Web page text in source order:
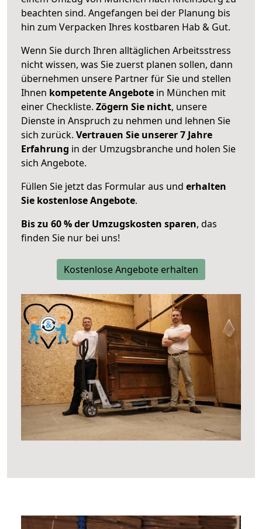
beachten sind. Angefangen bei der Planung bis
hin zum Verpacken Ihres kostbaren Hab & Gut.
Wenn Sie durch Ihren alltäglichen Arbeitsstress
nicht wissen, was Sie zuerst planen sollen, dann
übernehmen unsere Partner für Sie und stellen
Ihnen kompetente Angebote in München mit
einer Checkliste. Zögern Sie nicht, unsere
Dienste in Anspruch zu nehmen und lehnen Sie
sich zurück. Vertrauen Sie unserer 7 Jahre
Erfahrung in der Umzugsbranche und holen Sie
sich Angebote.
Füllen Sie jetzt das Formular aus und erhalten
Sie kostenlose Angebote.
Bis zu 60 % der Umzugskosten sparen, das
finden Sie nur bei uns!
Kostenlose Angebote erhalten